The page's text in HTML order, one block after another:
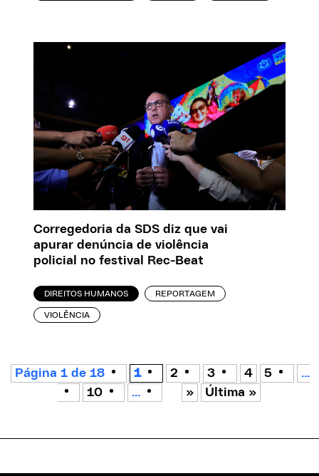
Corregedoria da SDS diz que vai
apurar denúncia de violência
policial no festival Rec-Beat
DIREITOS HUMANOS REPORTAGEM
VIOLÊNCIA
Página 1 de 18 1 2 3 4 5
...
10
... » Última »